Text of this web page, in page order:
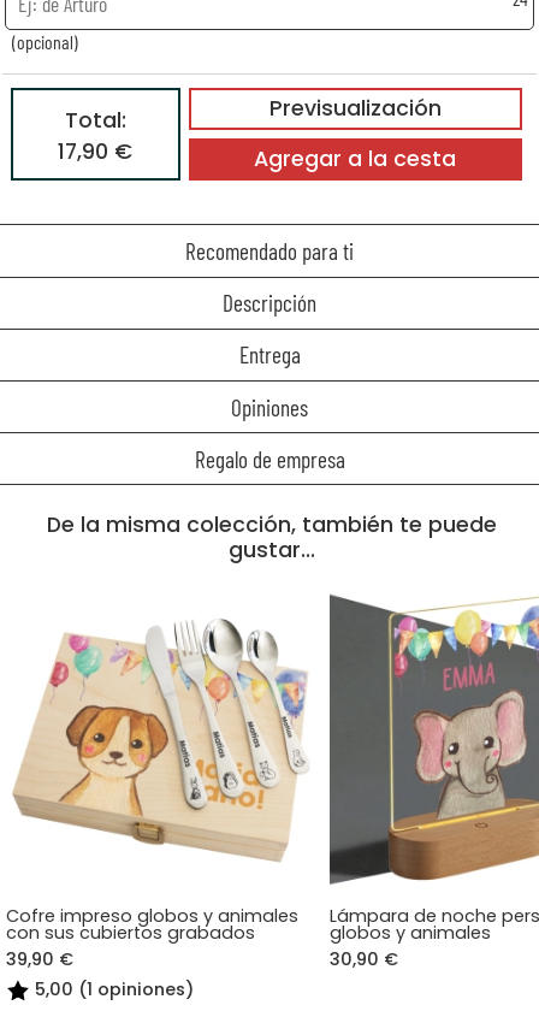
(opcional)
Previsualización
Total:
17,90 €
Agregar a la cesta
Recomendado para ti
Descripción
Entrega
Opiniones
Regalo de empresa
De la misma colección, también te puede
gustar...
Cofre impreso globos y animales
con sus cubiertos grabados
39,90 €
5,00 (1 opiniones)
Lámpara de noche
globos y animales
30,90 €